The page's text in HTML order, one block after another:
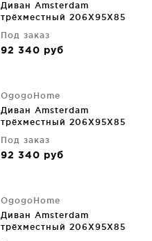
Диван Amsterdam
трёхместный 206X95X85
Под заказ
92 340 руб
OgogoHome
Диван Amsterdam
трёхместный 206X95X85
Под заказ
92 340 руб
OgogoHome
Диван Amsterdam
трёхместный 206X95X85